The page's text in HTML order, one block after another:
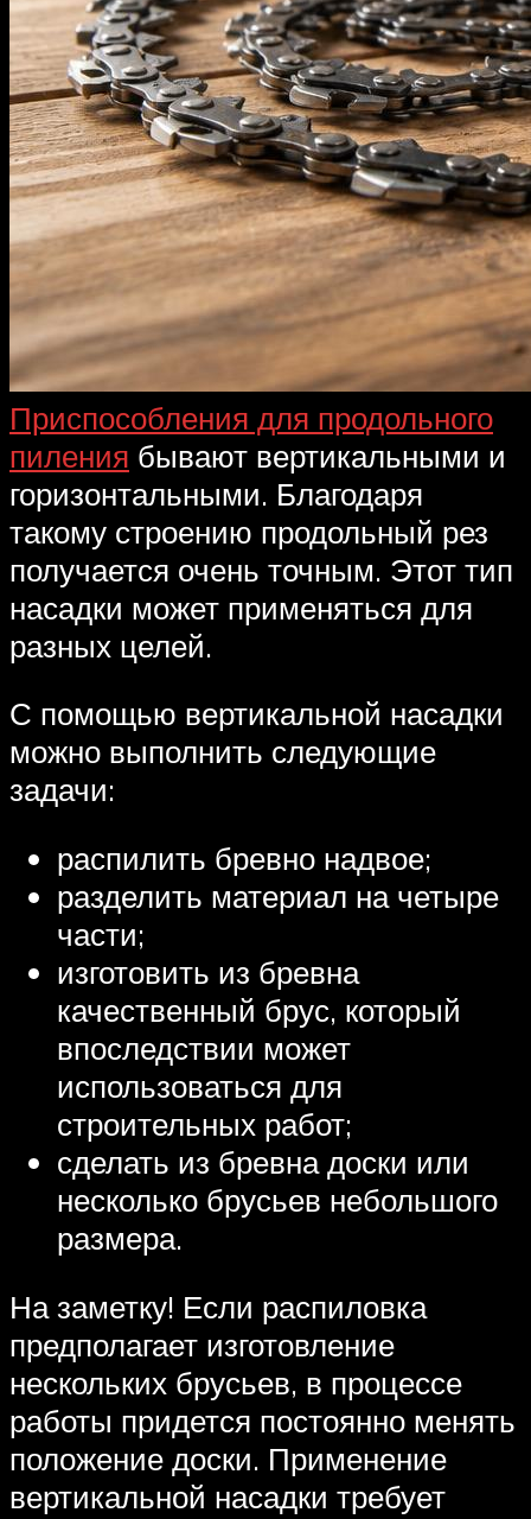
Приспособления для продольного
пиления бывают вертикальными и
горизонтальными. Благодаря
такому строению продольный рез
получается очень точным. Этот тип
насадки может применяться для
разных целей.
С помощью вертикальной насадки
можно выполнить следующие
задачи:
распилить бревно надвое;
разделить материал на четыре
части;
изготовить из бревна
качественный брус, который
впоследствии может
использоваться для
строительных работ;
сделать из бревна доски или
несколько брусьев небольшого
размера.
На заметку! Если распиловка
предполагает изготовление
нескольких брусьев, в процессе
работы придется постоянно менять
положение доски. Применение
вертикальной насадки требует